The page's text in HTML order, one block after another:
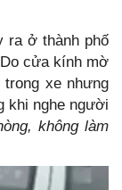
ra ở thành phố
cửa kính mờ
xe nhưng
khi nghe người
không làm